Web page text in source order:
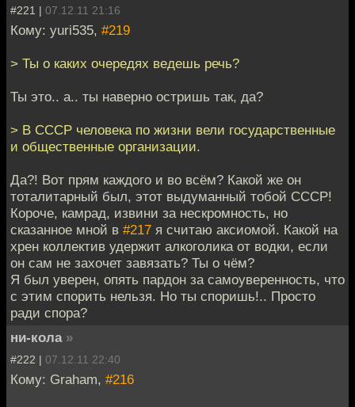
#221 | 07.12.11 21:16
Кому: yuri535, #219
> Ты о каких очередях ведешь речь?
Ты это.. а.. ты наверно остришь так, да?
> В СССР человека по жизни вели государственные
и общественные организации.
Да?! Вот прям каждого и во всём? Какой же он
тоталитарный был, этот выдуманный тобой СССР!
Короче, камрад, извини за нескромность, но
сказанное мной в #217 я считаю аксиомой. Какой на
хрен коллектив удержит алкоголика от водки, если
он сам не захочет завязать? Ты о чём?
Я был уверен, опять пардон за самоуверенность, что
с этим спорить нельзя. Но ты споришь!.. Просто
ради спора?
ни-кола »
#222 | 07.12.11 22:40
Кому: Graham, #216